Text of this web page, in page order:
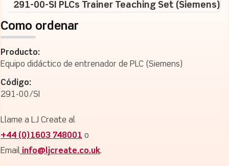
291-00-SI PLCs Trainer Teaching Set (Siemens)
Como ordenar
Producto:
Equipo didáctico de entrenador de PLC (Siemens)
Código:
291-00/SI
Llame a LJ Create al
+44 (0)1603 748001 o
Email info@ljcreate.co.uk.